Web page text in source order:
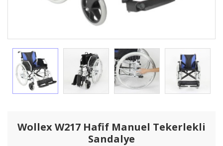
Wollex W217 Hafif Manuel Tekerlekli
Sandalye